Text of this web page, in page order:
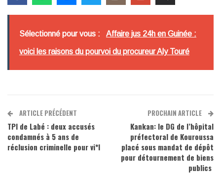
Sélectionné pour vous : Affaire jus 24h en Guinée :
voici les raisons du pourvoi du procureur Aly Touré
ARTICLE PRÉCÉDENT
TPI de Labé : deux accusés
condamnés à 5 ans de
réclusion criminelle pour vi*l
PROCHAIN ARTICLE
Kankan: le DG de l’hôpital
préfectoral de Kouroussa
placé sous mandat de dépôt
pour détournement de biens
publics